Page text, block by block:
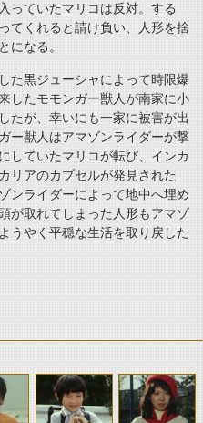
っていたマリコは反対。する
てくれると請け負い、人形を捨
になる。
た黒ジューシャによって時限爆
したモモンガー獣人が南家に小
たが、幸いにも一家に被害が出
ー獣人はアマゾンライダーが撃
していたマリコが転び、インカ
リアのカプセルが発見された
ンライダーによって地中へ埋め
が取れてしまった人形もアマゾ
うやく平穏な生活を取り戻した